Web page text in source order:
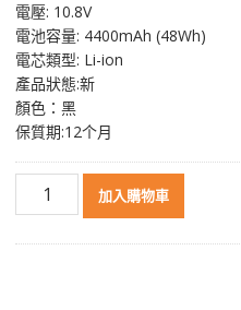
NT$ 1,879。NT$ 999。
電壓: 10.8V
電池容量: 4400mAh (48Wh)
電芯類型: Li-ion
產品狀態:新
顏色：黑
保質期:12个月
加入購物車